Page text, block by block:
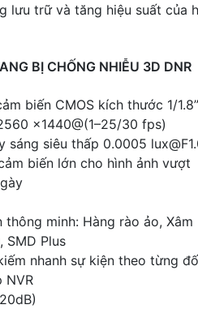
lưu trữ và tăng hiệu suất của
BỊ CHỐNG NHIỄU 3D DNR
biến CMOS kích thước 1/1.8”
×1440@(1–25/30 fps)
siêu thấp 0.0005
biến lớn cho hình ảnh vượt
minh: Hàng rào ảo, Xâm
SMD Plus
nhanh sự kiện theo từng
NVR